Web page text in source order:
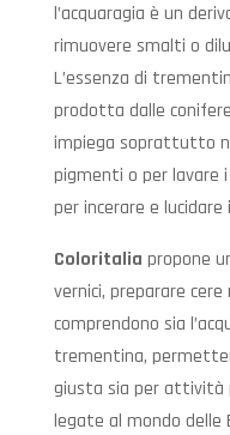
l’acquaragia è un
rimuovere smalti o
L’essenza di
prodotta dalle
impiega soprattutto
pigmenti o per lavare
per incerare e lucidare
Coloritalia propone
vernici, preparare
comprendono sia
trementina,
giusta sia per attività
legate al mondo delle